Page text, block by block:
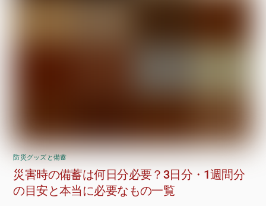
防災グッズと備蓄
災害時の備蓄は何日分必要？3日分・1週間分
の目安と本当に必要なもの一覧